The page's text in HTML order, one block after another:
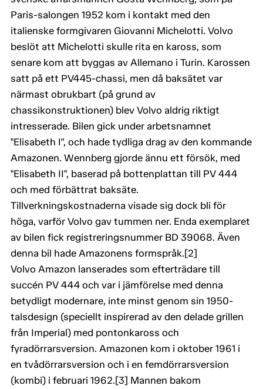
Paris-salongen 1952 kom i kontakt med den
italienske formgivaren Giovanni Michelotti. Volvo
beslöt att Michelotti skulle rita en kaross, som
senare kom att byggas av Allemano i Turin. Karossen
satt på ett PV445-chassi, men då baksätet var
närmast obrukbart (på grund av
chassikonstruktionen) blev Volvo aldrig riktigt
intresserade. Bilen gick under arbetsnamnet
"Elisabeth I", och hade tydliga drag av den kommande
Amazonen. Wennberg gjorde ännu ett försök, med
"Elisabeth II", baserad på bottenplattan till PV 444
och med förbättrat baksäte.
Tillverkningskostnaderna visade sig dock bli för
höga, varför Volvo gav tummen ner. Enda exemplaret
av bilen fick registreringsnummer BD 39068. Även
denna bil hade Amazonens formspråk.[2]
Volvo Amazon lanserades som efterträdare till
succén PV 444 och var i jämförelse med denna
betydligt modernare, inte minst genom sin 1950-
talsdesign (speciellt inspirerad av den delade grillen
från Imperial) med pontonkaross och
fyradörrarsversion. Amazonen kom i oktober 1961 i
en tvådörrarsversion och i en femdörrarsversion
(kombi) i februari 1962.[3] Mannen bakom